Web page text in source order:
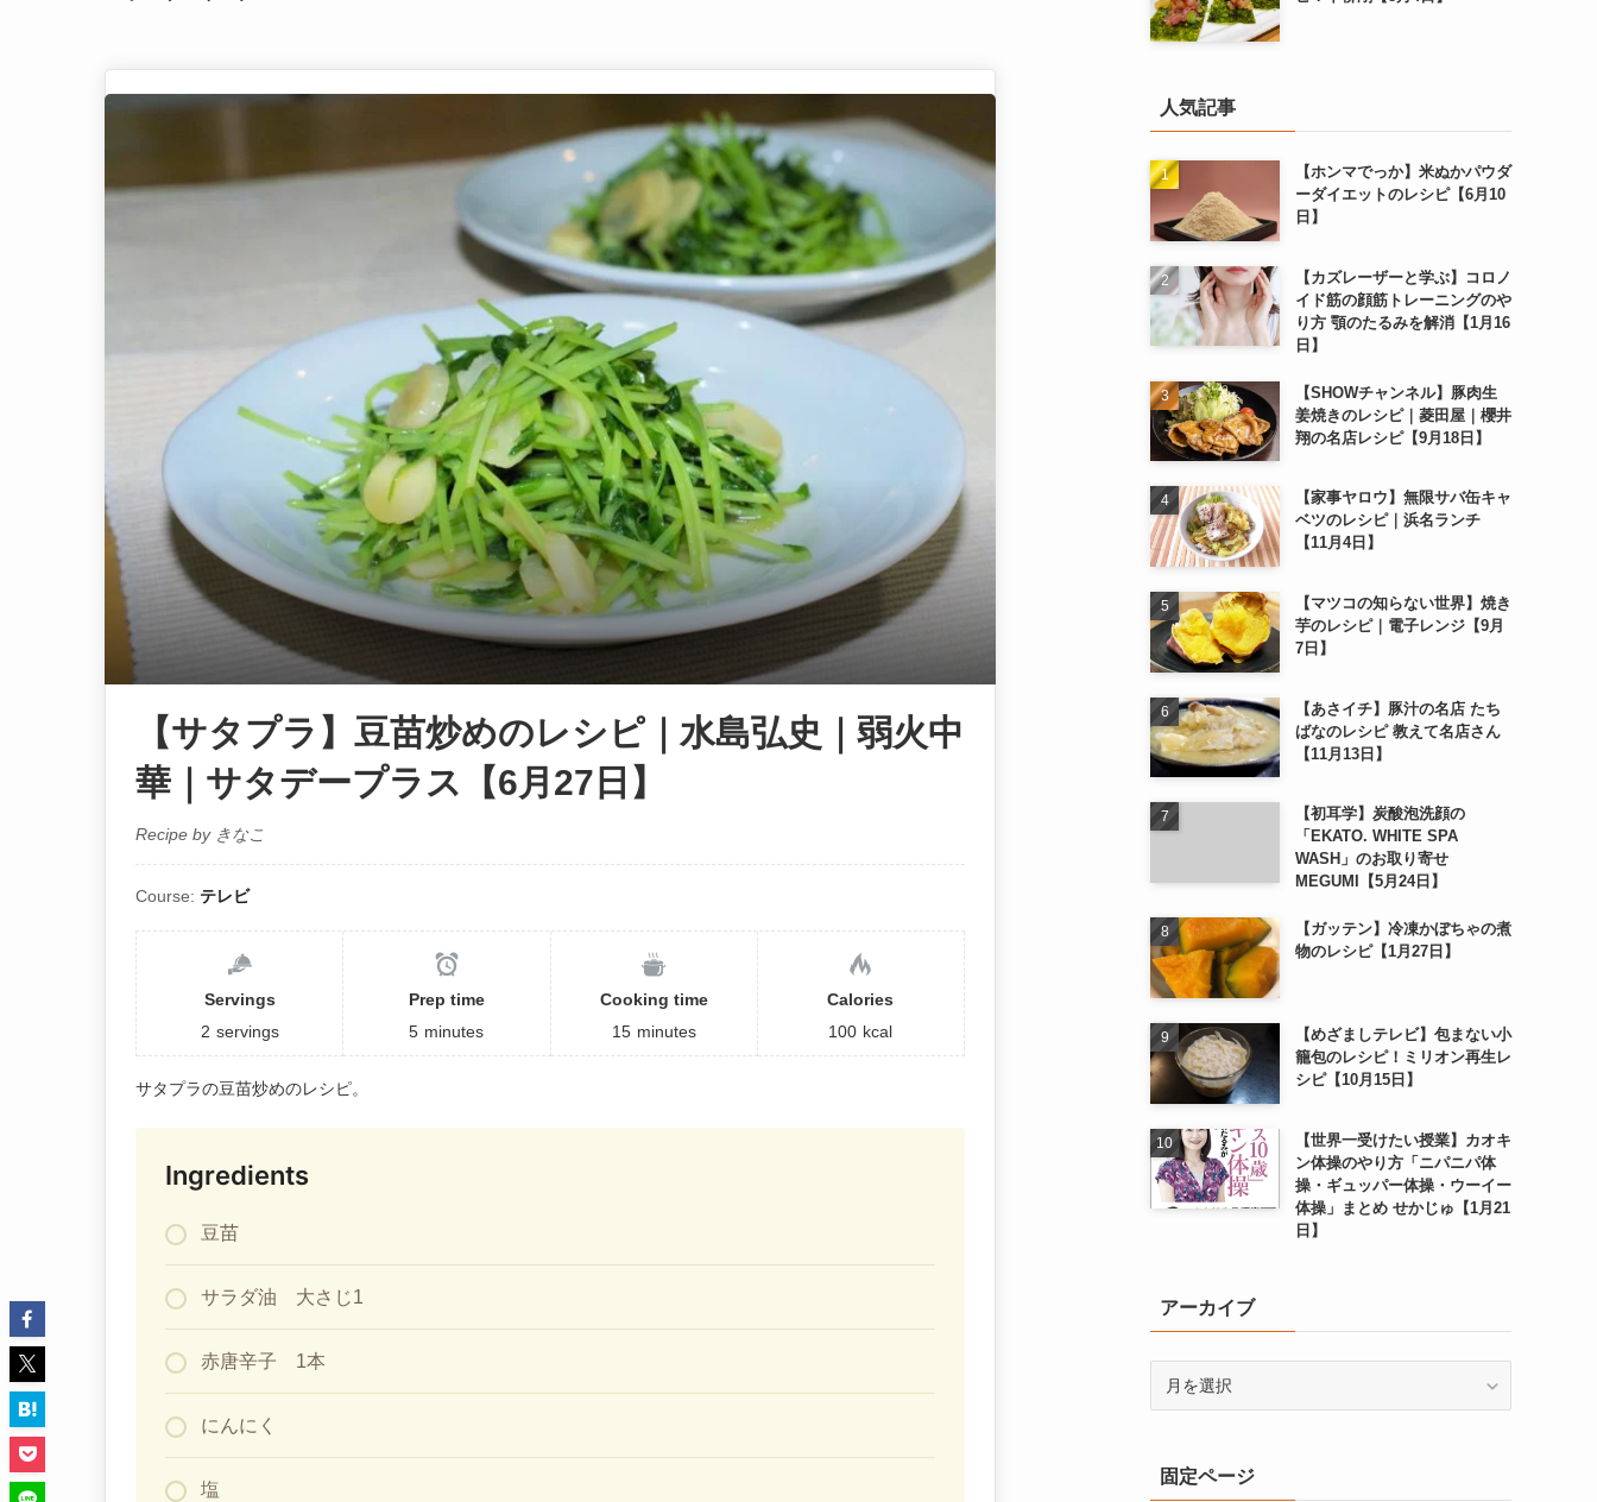
【サタプラ】豆苗炒めのレシピ｜水島弘史｜弱火中
華｜サタデープラス【6月27日】
Recipe by きなこ
Course: テレビ
Servings
2 servings
Prep time
5 minutes
Cooking time
15 minutes
Calories
100 kcal
サタプラの豆苗炒めのレシピ。
Ingredients
豆苗
サラダ油 大さじ1
赤唐辛子 1本
にんにく
塩
人気記事
【ホンマでっか】米ぬかパウダ
ーダイエットのレシピ【6月10
日】
【カズレーザーと学ぶ】コロノ
イド筋の顔筋トレーニングのや
り方 顎のたるみを解消【1月16
日】
【SHOWチャンネル】豚肉生
姜焼きのレシピ｜菱田屋｜櫻井
翔の名店レシピ【9月18日】
【家事ヤロウ】無限サバ缶キャ
ベツのレシピ｜浜名ランチ
【11月4日】
【マツコの知らない世界】焼き
芋のレシピ｜電子レンジ【9月
7日】
【あさイチ】豚汁の名店 たち
ばなのレシピ 教えて名店さん
【11月13日】
【初耳学】炭酸泡洗顔の
「EKATO. WHITE SPA
WASH」のお取り寄せ
MEGUMI【5月24日】
【ガッテン】冷凍かぼちゃの煮
物のレシピ【1月27日】
【めざましテレビ】包まない小
籠包のレシピ！ミリオン再生レ
シピ【10月15日】
【世界一受けたい授業】カオキ
ン体操のやり方「ニパニパ体
操・ギュッパー体操・ウーイー
体操」まとめ せかじゅ【1月21
日】
アーカイブ
ブ固定ページ